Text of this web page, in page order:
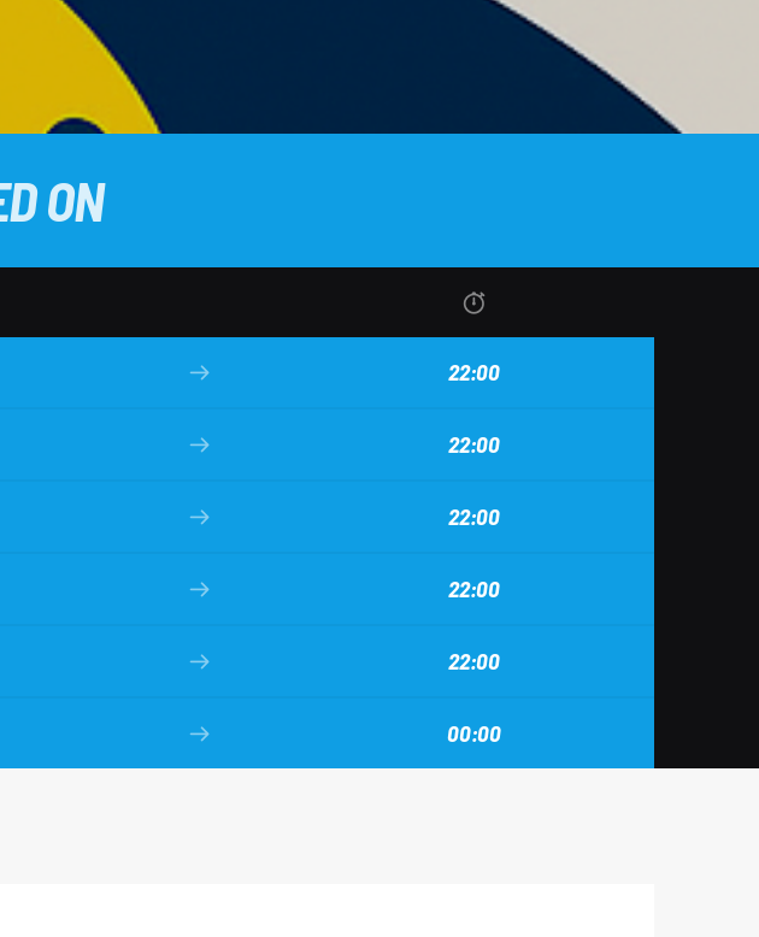
ON
22:00
22:00
22:00
22:00
22:00
00:00